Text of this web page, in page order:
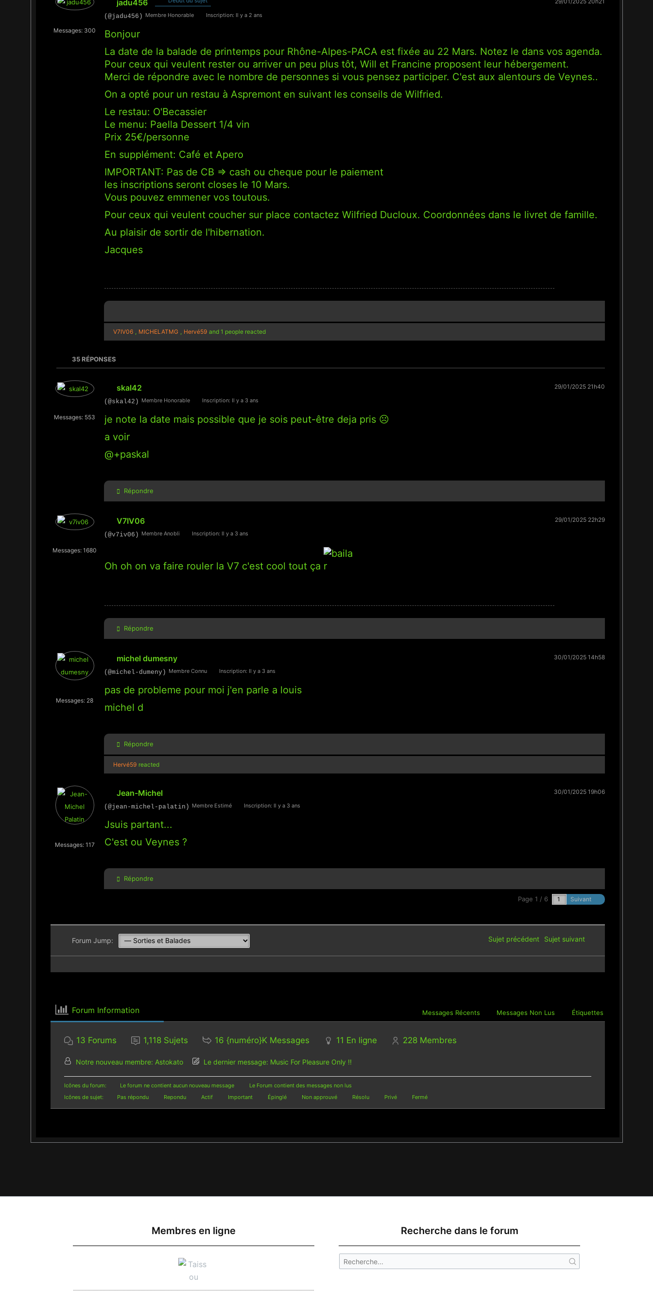
Messages: 300
jadu456
(@jadu456) Membre Honorable Inscription: Il y a 2 ans
Bonjour
La date de la balade de printemps pour Rhône-Alpes-PACA est fixée au 22 Mars. Notez le dans vos agenda.
Pour ceux qui veulent rester ou arriver un peu plus tôt, Will et Francine proposent leur hébergement.
Merci de répondre avec le nombre de personnes si vous pensez participer. C'est aux alentours de Veynes..
On a opté pour un restau à Aspremont en suivant les conseils de Wilfried.
Le restau: O'Becassier
Le menu: Paella Dessert 1/4 vin
Prix 25€/personne
En supplément: Café et Apero
IMPORTANT: Pas de CB => cash ou cheque pour le paiement
les inscriptions seront closes le 10 Mars.
Vous pouvez emmener vos toutous.
Pour ceux qui veulent coucher sur place contactez Wilfried Ducloux. Coordonnées dans le livret de famille.
Au plaisir de sortir de l'hibernation.
Jacques
V7IV06 , MICHELATMG , Hervé59 and 1 people reacted
35RÉPONSES
Messages: 553
skal42 29/01/2025 21h40
(@skal42) Membre Honorable Inscription: Il y a 3 ans
je note la date mais possible que je sois peut-être deja pris ☹
a voir
@+paskal
Répondre
Messages: 1680
V7IV06 29/01/2025 22h29
(@v7iv06) Membre Anobli Inscription: Il y a 3 ans
Oh oh on va faire rouler la V7 c'est cool tout ça
Répondre
Messages: 28
michel dumesny 30/01/2025 14h58
(@michel-dumeny) Membre Connu Inscription: Il y a 3 ans
pas de probleme pour moi j'en parle a louis
michel d
Répondre
Hervé59 reacted
Messages: 117
Jean-Michel 30/01/2025 19h06
(@jean-michel-palatin) Membre Estimé Inscription: Il y a 3 ans
Jsuis partant...
C'est ou Veynes ?
Répondre
Page 1 / 6 Suivant
Forum Jump: Sujet précédent Sujet suivant
Forum Information Messages Récents Messages Non Lus Étiquettes
13 Forums 1,118 Sujets 16 {numéro}K Messages 11 En ligne 228 Membres
Notre nouveau membre: Astokato Le dernier message: Music For Pleasure Only !!
Icônes du forum: Le forum ne contient aucun nouveau message
Le Forum contient des messages non lus
Icônes de sujet:
Pas répondu Repondu Actif Important Épinglé Non approuvé Résolu Privé Fermé
Membres en ligne Recherche dans le forum